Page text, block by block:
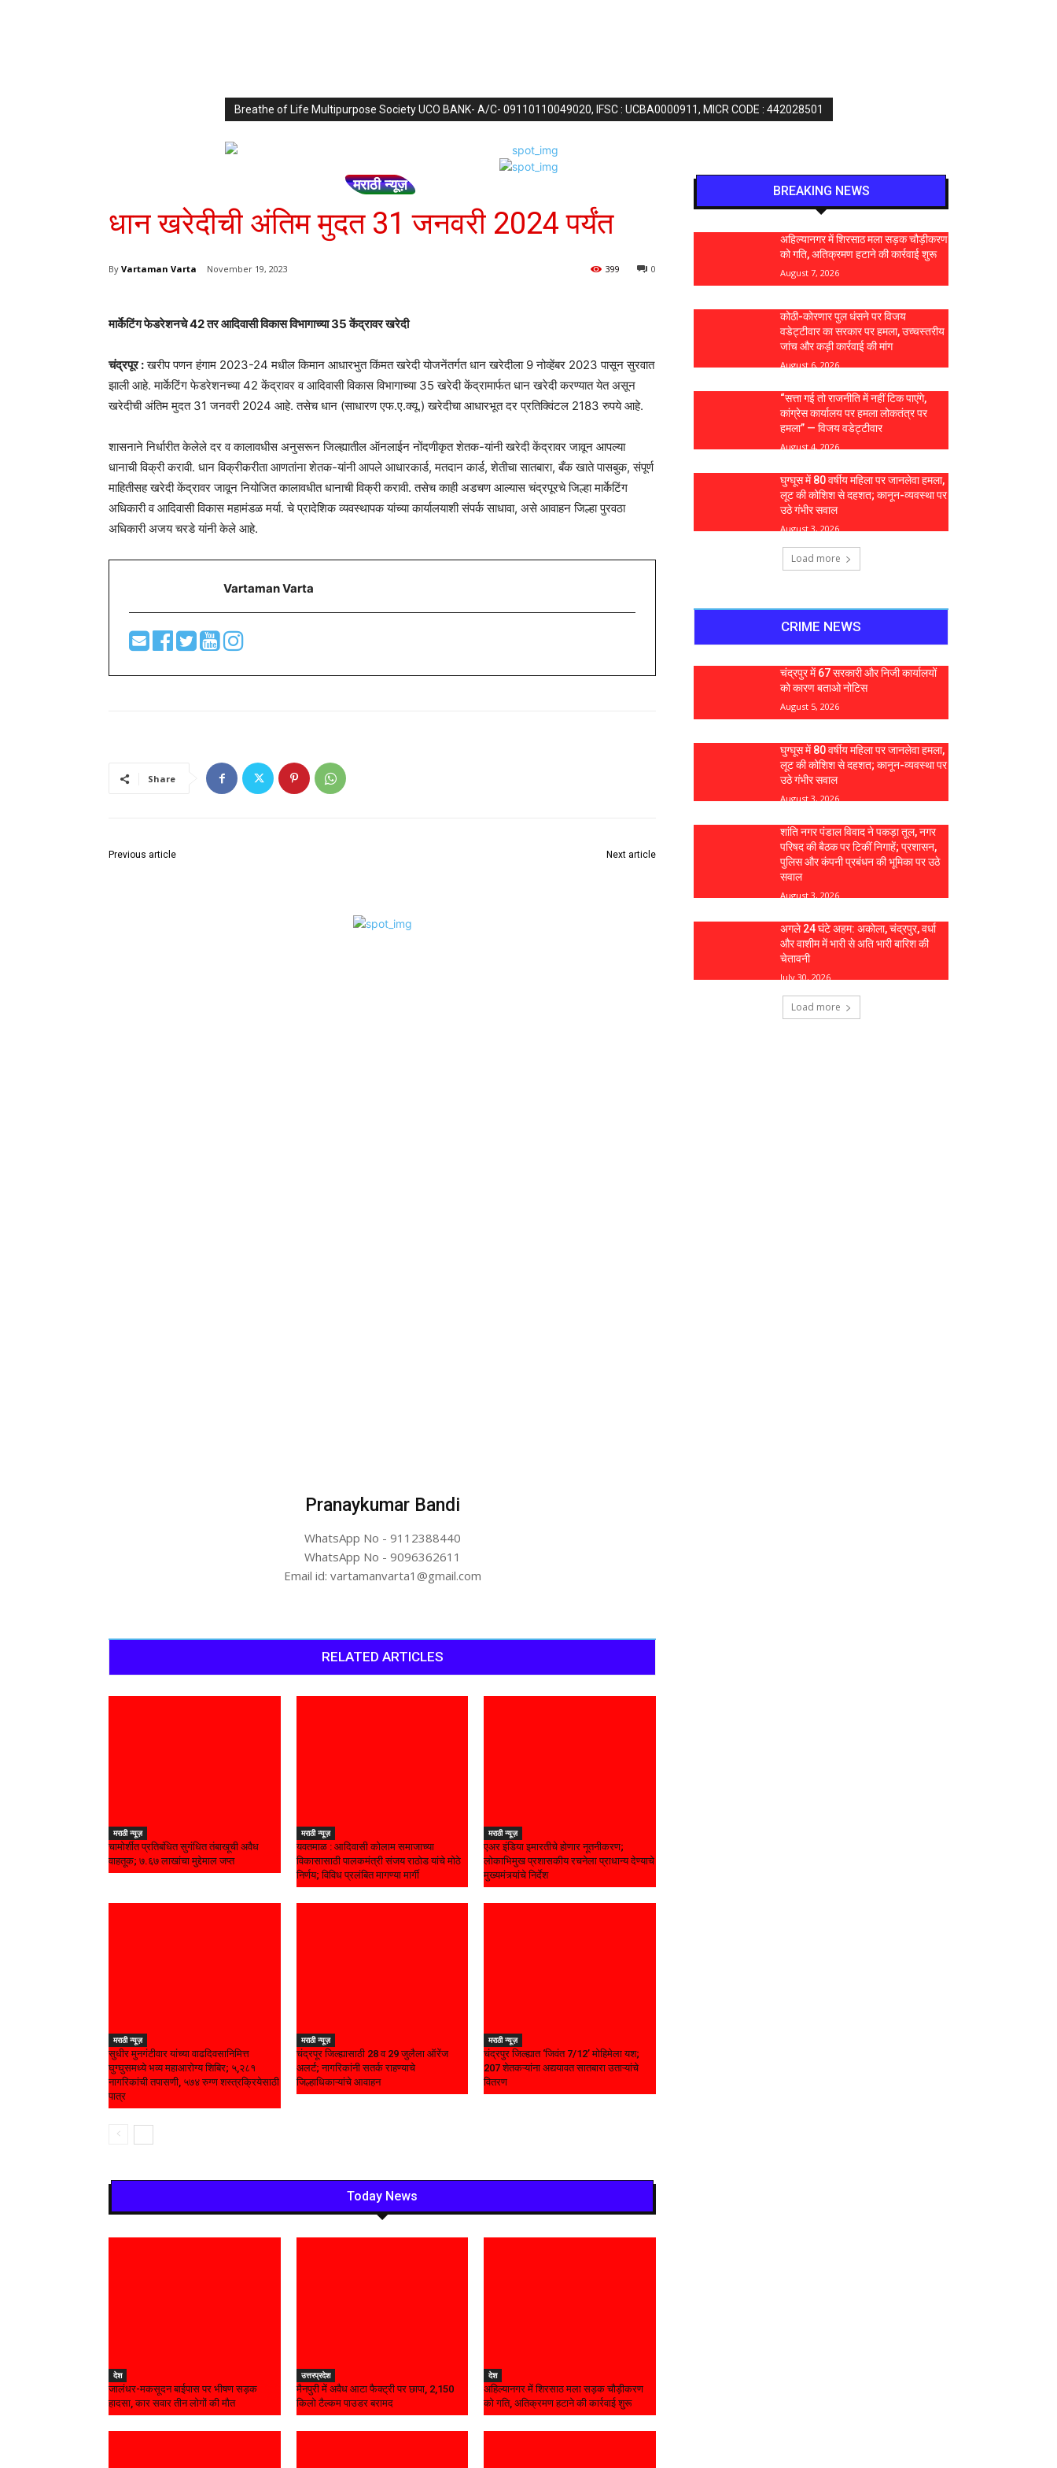
Breathe of Life Multipurpose Society UCO BANK- A/C- 09110110049020, IFSC : UCBA0000911, MICR CODE : 442028501
मराठी न्यूज़
धान खरेदीची अंतिम मुदत 31 जनवरी 2024 पर्यंत
By Vartaman Varta November 19, 2023 0
399
मार्केटिंग फेडरेशनचे 42 तर आदिवासी विकास विभागाच्या 35 केंद्रावर खरेदी
चंद्रपूर :खरीप पणन हंगाम 2023-24 मधील किमान आधारभुत किंमत खरेदी योजनेंतर्गत धान खरेदीला 9 नोव्हेंबर 2023 पासून सुरवात
झाली आहे. मार्केटिंग फेडरेशनच्या 42 केंद्रावर व आदिवासी विकास विभागाच्या 35 खरेदी केंद्रामार्फत धान खरेदी करण्यात येत असून
खरेदीची अंतिम मुदत 31 जनवरी 2024 आहे. तसेच धान (साधारण एफ.ए.क्यू.) खरेदीचा आधारभूत दर प्रतिक्विंटल 2183 रुपये आहे.
शासनाने निर्धारीत केलेले दर व कालावधीस अनुसरून जिल्ह्यातील ऑनलाईन नोंदणीकृत शेतक-यांनी खरेदी केंद्रावर जावून आपल्या
धानाची विक्री करावी. धान विक्रीकरीता आणतांना शेतक-यांनी आपले आधारकार्ड, मतदान कार्ड, शेतीचा सातबारा, बँक खाते पासबुक, संपूर्ण
माहितीसह खरेदी केंद्रावर जावून नियोजित कालावधीत धानाची विक्री करावी. तसेच काही अडचण आल्यास चंद्रपूरचे जिल्हा मार्केटिंग
अधिकारी व आदिवासी विकास महामंडळ मर्या. चे प्रादेशिक व्यवस्थापक यांच्या कार्यालयाशी संपर्क साधावा, असे आवाहन जिल्हा पुरवठा
अधिकारी अजय चरडे यांनी केले आहे.
Vartaman Varta
Share
Previous article Next article
Pranaykumar Bandi
WhatsApp No - 9112388440
WhatsApp No - 9096362611
Email id: vartamanvarta1@gmail.com
RELATED ARTICLES
मराठी न्यूज़
चामोर्शीत प्रतिबंधित सुगंधित तंबाखूची अवैध
वाहतूक; ₹७.६७ लाखांचा मुद्देमाल जप्त
मराठी न्यूज़
यवतमाळ : आदिवासी कोलाम समाजाच्या
विकासासाठी पालकमंत्री संजय राठोड यांचे मोठे
निर्णय; विविध प्रलंबित मागण्या मार्गी
मराठी न्यूज़
एअर इंडिया इमारतीचे होणार नूतनीकरण;
लोकाभिमुख प्रशासकीय रचनेला प्राधान्य देण्याचे
मुख्यमंत्र्यांचे निर्देश
मराठी न्यूज़
सुधीर मुनगंटीवार यांच्या वाढदिवसानिमित्त
घुग्घुसमध्ये भव्य महाआरोग्य शिबिर; ५,२८१
नागरिकांची तपासणी, ५७४ रुग्ण शस्त्रक्रियेसाठी
पात्र
मराठी न्यूज़
चंद्रपूर जिल्ह्यासाठी 28 व 29 जुलैला ऑरेंज
अलर्ट; नागरिकांनी सतर्क राहण्याचे
जिल्हाधिकाऱ्यांचे आवाहन
मराठी न्यूज़
चंद्रपुर जिल्ह्यात ‘जिवंत 7/12’ मोहिमेला यश;
207 शेतकऱ्यांना अद्ययावत सातबारा उताऱ्यांचे
वितरण
Today News
देश
जालंधर-मकसूदन बाईपास पर भीषण सड़क
हादसा, कार सवार तीन लोगों की मौत
उत्तरप्रदेश
मैनपुरी में अवैध आटा फैक्ट्री पर छापा, 2,150
किलो टैल्कम पाउडर बरामद
देश
अहिल्यानगर में शिरसाठ मला सड़क चौड़ीकरण
को गति, अतिक्रमण हटाने की कार्रवाई शुरू
BREAKING NEWS
अहिल्यानगर में शिरसाठ मला सड़क चौड़ीकरण
को गति, अतिक्रमण हटाने की कार्रवाई शुरू
August 7, 2026
कोठी-कोरणार पुल धंसने पर विजय
वडेट्टीवार का सरकार पर हमला, उच्चस्तरीय
जांच और कड़ी कार्रवाई की मांग
August 6, 2026
“सत्ता गई तो राजनीति में नहीं टिक पाएंगे,
कांग्रेस कार्यालय पर हमला लोकतंत्र पर
हमला” — विजय वडेट्टीवार
August 4, 2026
घुग्घूस में 80 वर्षीय महिला पर जानलेवा हमला,
लूट की कोशिश से दहशत; कानून-व्यवस्था पर
उठे गंभीर सवाल
August 3, 2026
Load more
CRIME NEWS
चंद्रपुर में 67 सरकारी और निजी कार्यालयों
को कारण बताओ नोटिस
August 5, 2026
घुग्घूस में 80 वर्षीय महिला पर जानलेवा हमला,
लूट की कोशिश से दहशत; कानून-व्यवस्था पर
उठे गंभीर सवाल
August 3, 2026
शांति नगर पंडाल विवाद ने पकड़ा तूल, नगर
परिषद की बैठक पर टिकीं निगाहें; प्रशासन,
पुलिस और कंपनी प्रबंधन की भूमिका पर उठे
सवाल
August 3, 2026
अगले 24 घंटे अहम: अकोला, चंद्रपुर, वर्धा
और वाशीम में भारी से अति भारी बारिश की
चेतावनी
July 30, 2026
Load more